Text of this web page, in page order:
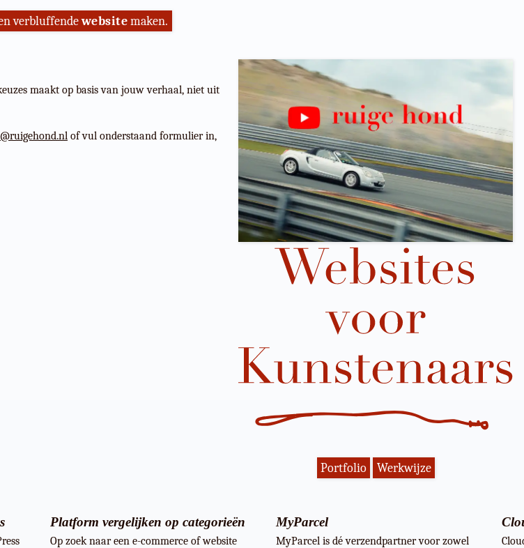
verbluffendewebsitemaken.
maakt op basis van jouw verhaal, niet uit
of vul onderstaand formulier in,
Portfolio Werkwijze
Platform vergelijken op categorieën
Op zoek naar een e-commerce of website
MyParcel
MyParcel is dé verzendpartner voor zowel